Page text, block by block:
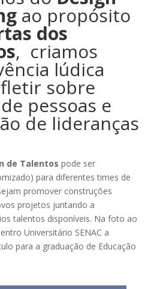
ao propósito
dos
, criamos
lúdica
sobre
pessoas e
de lideranças
de Talentos pode ser
para diferentes times de
promover construções
projetos juntando a
talentos disponíveis. Na foto ao
Universitário SENAC a
para a graduação de Educação